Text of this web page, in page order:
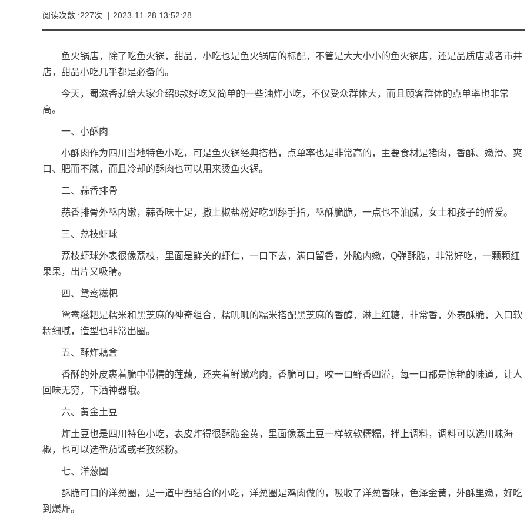
阅读次数 :227次 | 2023-11-28 13:52:28
鱼火锅店，除了吃鱼火锅，甜品，小吃也是鱼火锅店的标配，不管是大大小小的鱼火锅店，还是品质店或者市井
店，甜品小吃几乎都是必备的。
今天，蜀滋香就给大家介绍8款好吃又简单的一些油炸小吃，不仅受众群体大，而且顾客群体的点单率也非常
高。
一、小酥肉
小酥肉作为四川当地特色小吃，可是鱼火锅经典搭档，点单率也是非常高的，主要食材是猪肉，香酥、嫩滑、爽
口、肥而不腻，而且冷却的酥肉也可以用来烫鱼火锅。
二、蒜香排骨
蒜香排骨外酥内嫩，蒜香味十足，撒上椒盐粉好吃到舔手指，酥酥脆脆，一点也不油腻，女士和孩子的醉爱。
三、荔枝虾球
荔枝虾球外表很像荔枝，里面是鲜美的虾仁，一口下去，满口留香，外脆内嫩，Q弹酥脆，非常好吃，一颗颗红
果果，出片又吸睛。
四、鸳鸯糍粑
鸳鸯糍粑是糯米和黑芝麻的神奇组合，糯叽叽的糯米搭配黑芝麻的香醇，淋上红糖，非常香，外表酥脆，入口软
糯细腻，造型也非常出圈。
五、酥炸藕盒
香酥的外皮裹着脆中带糯的莲藕，还夹着鲜嫩鸡肉，香脆可口，咬一口鲜香四溢，每一口都是惊艳的味道，让人
回味无穷，下酒神器哦。
六、黄金土豆
炸土豆也是四川特色小吃，表皮炸得很酥脆金黄，里面像蒸土豆一样软软糯糯，拌上调料，调料可以选川味海
椒，也可以选番茄酱或者孜然粉。
七、洋葱圈
酥脆可口的洋葱圈，是一道中西结合的小吃，洋葱圈是鸡肉做的，吸收了洋葱香味，色泽金黄，外酥里嫩，好吃
到爆炸。